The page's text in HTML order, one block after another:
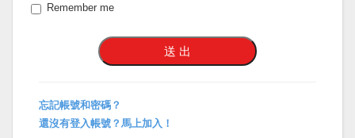
Remember me
忘記帳號和密碼？
還沒有登入帳號？馬上加入！